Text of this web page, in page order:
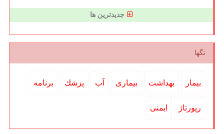
جدیدترین ها
تگها
بیمار بهداشت بیماری آب پزشك برنامه
رپورتاژ ایمنی